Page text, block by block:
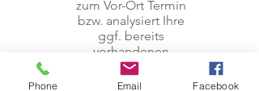
zum Vor-Ort Termin
bzw. analysiert Ihre
ggf. bereits
vorhandenen
Neubaupläne und
erarbeitet mit den
Phone Email Facebook